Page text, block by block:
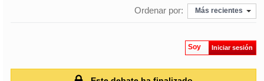
Ordenar por: Más recientes
Soy Iniciar sesión